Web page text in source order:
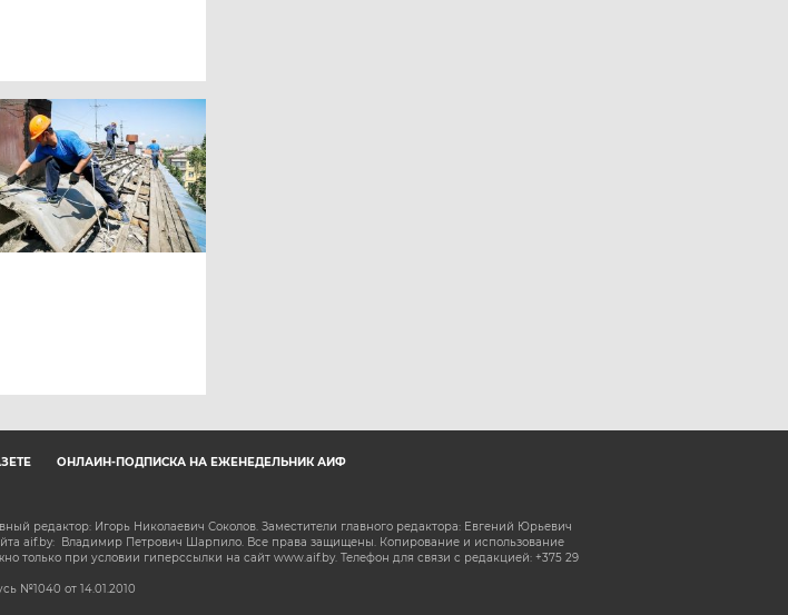
ОНЛАЙН-ПОДПИСКА НА ЕЖЕНЕДЕЛЬНИК АИФ
редактор: Игорь Николаевич Соколов. Заместители главного редактора: Евгений Юрьевич
aif.by: Владимир Петрович Шарпило. Все права защищены. Копирование и использование
только при условии гиперссылки на сайт www.aif.by. Телефон для связи с редакцией: +375 29
№1040 от 14.01.2010